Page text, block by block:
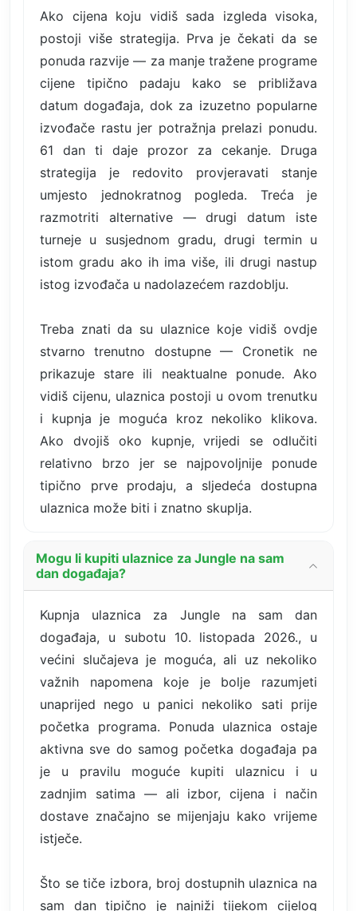
Ako cijena koju vidiš sada izgleda visoka,
postoji više strategija. Prva je čekati da se
ponuda razvije — za manje tražene programe
cijene tipično padaju kako se približava
datum događaja, dok za izuzetno popularne
izvođače rastu jer potražnja prelazi ponudu.
61 dan ti daje prozor za cekanje. Druga
strategija je redovito provjeravati stanje
umjesto jednokratnog pogleda. Treća je
razmotriti alternative — drugi datum iste
turneje u susjednom gradu, drugi termin u
istom gradu ako ih ima više, ili drugi nastup
istog izvođača u nadolazećem razdoblju.
Treba znati da su ulaznice koje vidiš ovdje
stvarno trenutno dostupne — Cronetik ne
prikazuje stare ili neaktualne ponude. Ako
vidiš cijenu, ulaznica postoji u ovom trenutku
i kupnja je moguća kroz nekoliko klikova.
Ako dvojiš oko kupnje, vrijedi se odlučiti
relativno brzo jer se najpovoljnije ponude
tipično prve prodaju, a sljedeća dostupna
ulaznica može biti i znatno skuplja.
Mogu li kupiti ulaznice za Jungle na sam
dan događaja?
Kupnja ulaznica za Jungle na sam dan
događaja, u subotu 10. listopada 2026., u
većini slučajeva je moguća, ali uz nekoliko
važnih napomena koje je bolje razumjeti
unaprijed nego u panici nekoliko sati prije
početka programa. Ponuda ulaznica ostaje
aktivna sve do samog početka događaja pa
je u pravilu moguće kupiti ulaznicu i u
zadnjim satima — ali izbor, cijena i način
dostave značajno se mijenjaju kako vrijeme
istječe.
Što se tiče izbora, broj dostupnih ulaznica na
sam dan tipično je najniži tijekom cijelog